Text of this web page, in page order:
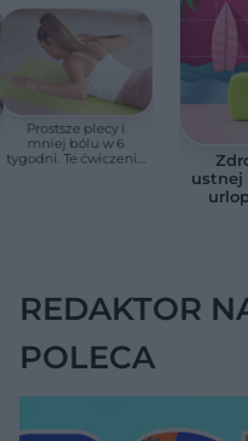
Prostsze plecy i
mniej bólu w 6
tygodni. Te ćwiczenia
ustnej
REDAKTOR
POLECA